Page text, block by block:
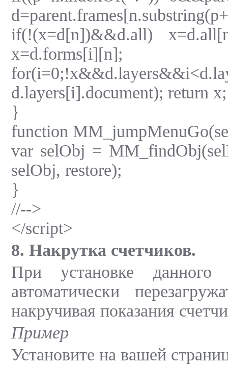
if(!(x=d[n])&&d.all)
x=d.forms[i][n];
d.layers[i].document); return x;
}
function
var selObj =
selObj, restore);
}
//-->
</script>
8. Накрутка счетчиков.
При установке
автоматически
накручивая показания
Пример
Установите на вашей